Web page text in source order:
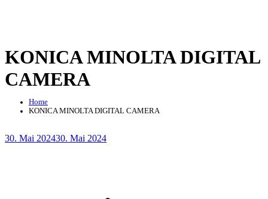
KONICA MINOLTA DIGITAL
CAMERA
Home
KONICA MINOLTA DIGITAL CAMERA
Posted
30. Mai 202430. Mai 2024